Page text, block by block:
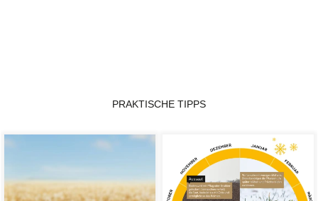
PRAKTISCHE TIPPS